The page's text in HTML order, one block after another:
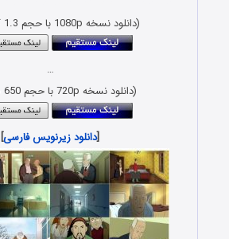
(دانلود نسخه 1080p با حجم 1.3 گیگابایت)
…
(دانلود نسخه 720p با حجم 650 مگابایت)
[دانلود زیرنویس فارسی]